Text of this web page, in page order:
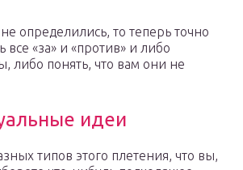
определились, то теперь точно
все «за» и «против» и либо
либо понять, что вам они не
идеи
типов этого плетения, что вы,